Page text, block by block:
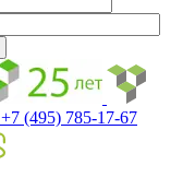
+7 (495) 785-17-67